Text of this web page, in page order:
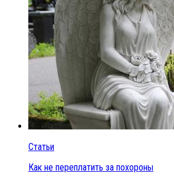
Статьи
Как не переплатить за похороны